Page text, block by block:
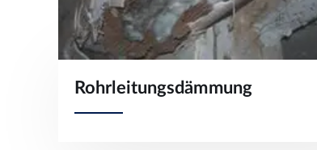
Rohrleitungsdämmung